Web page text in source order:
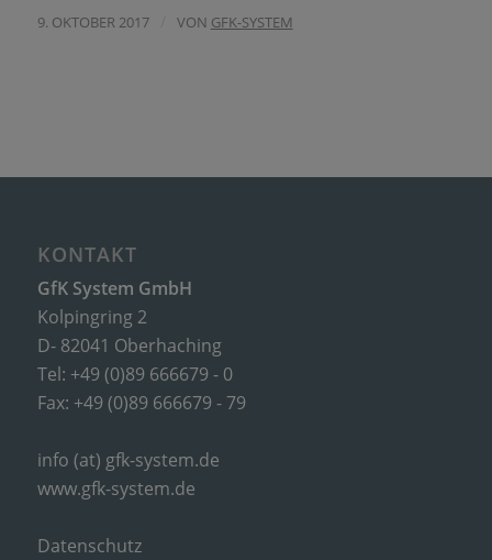
9. OKTOBER 2017 VON GFK-SYSTEM
KONTAKT
GfK System GmbH
Kolpingring 2
D- 82041 Oberhaching
Tel: +49 (0)89 666679 - 0
Fax: +49 (0)89 666679 - 79
info (at) gfk-system.de
www.gfk-system.de
Datenschutz